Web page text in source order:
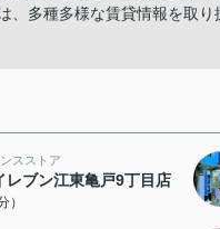
、多種多様な賃貸情報を取
スストア
レブン江東亀戸9丁目店
）